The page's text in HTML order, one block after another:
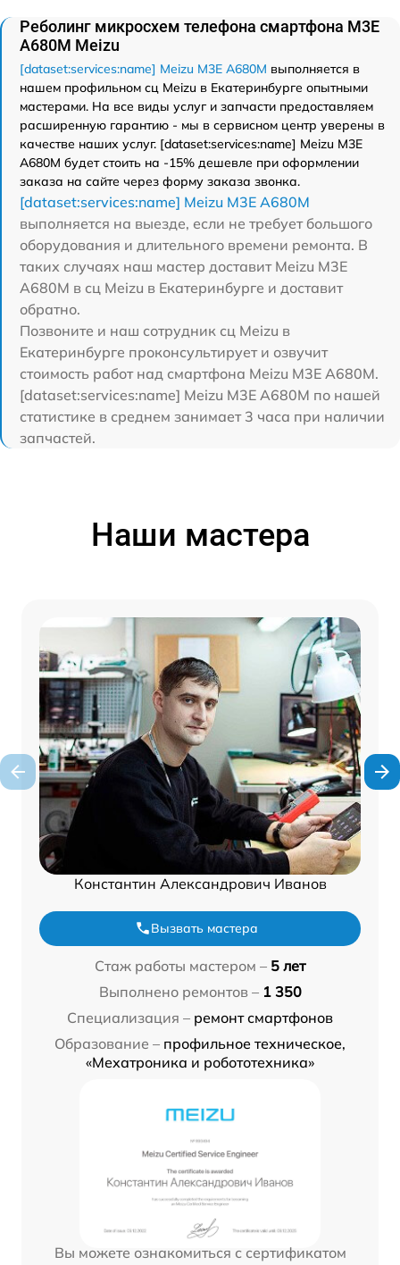
Реболинг микросхем телефона смартфона M3E
A680M Meizu
[dataset:services:name] Meizu M3E A680M выполняется в
нашем профильном сц Meizu в Екатеринбурге опытными
мастерами. На все виды услуг и запчасти предоставляем
расширенную гарантию - мы в сервисном центр уверены в
качестве наших услуг. [dataset:services:name] Meizu M3E
A680M будет стоить на -15% дешевле при оформлении
заказа на сайте через форму заказа звонка.
[dataset:services:name] Meizu M3E A680M
выполняется на выезде, если не требует большого
оборудования и длительного времени ремонта. В
таких случаях наш мастер доставит Meizu M3E
A680M в сц Meizu в Екатеринбурге и доставит
обратно.
Позвоните и наш сотрудник сц Meizu в
Екатеринбурге проконсультирует и озвучит
стоимость работ над смартфона Meizu M3E A680M.
[dataset:services:name] Meizu M3E A680M по нашей
статистике в среднем занимает 3 часа при наличии
запчастей.
Наши мастера
Константин Александрович Иванов
Вызвать мастера
Стаж работы мастером – 5 лет
Выполнено ремонтов – 1 350
Специализация – ремонт смартфонов
Образование – профильное техническое,
«Мехатроника и робототехника»
Вы можете ознакомиться с сертификатом